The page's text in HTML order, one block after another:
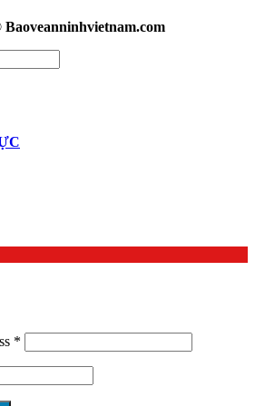
Baoveanninhvietnam.com
*